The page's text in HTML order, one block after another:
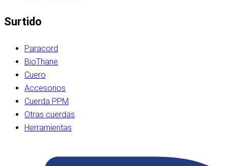
Surtido
Paracord
BioThane
Cuero
Accesorios
Cuerda PPM
Otras cuerdas
Herramientas